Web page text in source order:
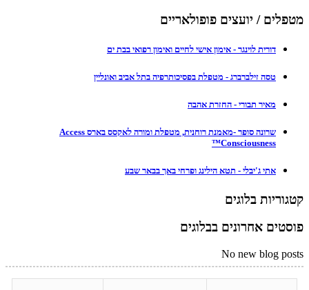
מטפלים / יועצים פופולאריים
דורית לוינגר - אימון אישי לחיים ואימון רפואי בבת ים
טסה זילברברג - מטפלת בפסיכותרפיה בתל אביב ואונליין
מאיר תבורי - החזרת אהבה
שרונה סופר -מאמנת רוחנית, מטפלת ומורה לאקסס בארס Access
Consciousness™
אתי ג'יבלי - תטא הילינג ופרחי באך בבאר שבע
קטגוריות בלוגים
פוסטים אחרונים בבלוגים
No new blog posts